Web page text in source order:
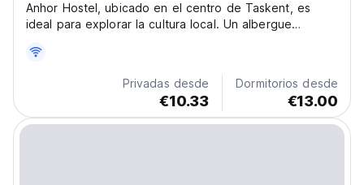
Anhor Hostel, ubicado en el centro de Taskent, es
ideal para explorar la cultura local. Un albergue
viajeros que buscan aventura. (Auto-translated from
Privadas desde
€10.33
Dormitorios desde
€13.00